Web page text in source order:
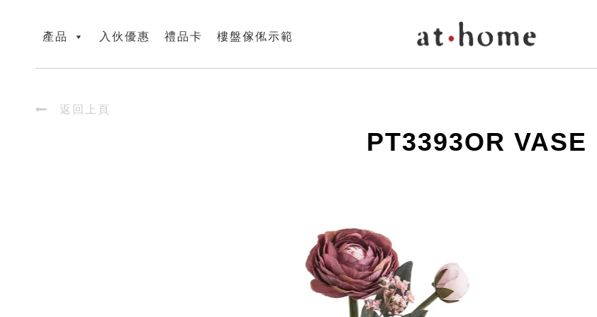
產品 入伙優惠 禮品卡 樓盤傢俬示範
 返回上頁
PT3393OR VASE